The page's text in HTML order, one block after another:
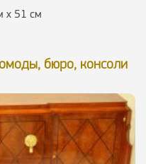
х 51 см
бюро, консоли